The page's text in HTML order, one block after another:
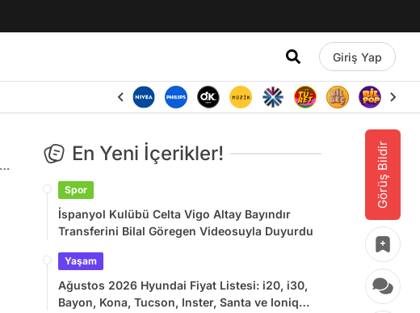
Giriş Yap
Görüş Bildir
En Yeni İçerikler!
Spor
İspanyol Kulübü Celta Vigo Altay Bayındır
Transferini Bilal Göregen Videosuyla Duyurdu
Yaşam
Ağustos 2026 Hyundai Fiyat Listesi: i20, i30,
Bayon, Kona, Tucson, Inster, Santa ve Ioniq